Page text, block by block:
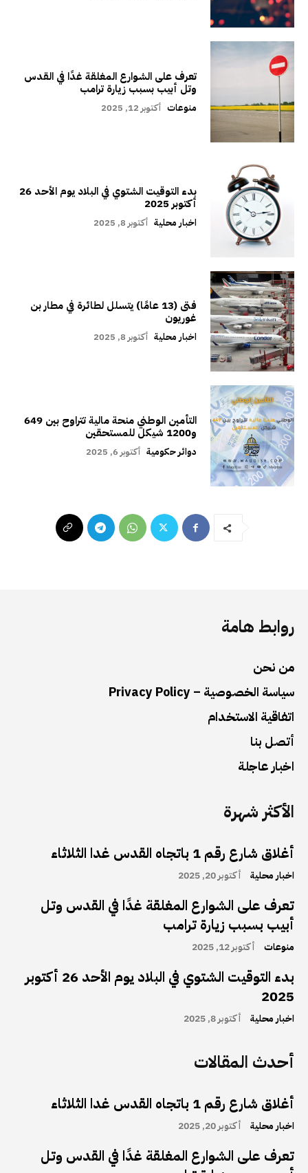
تعرف على الشوارع المغلقة غدًا في القدس
وتل أبيب بسبب زيارة ترامب
منوعات أكتوبر 12, 2025
بدء التوقيت الشتوي في البلاد يوم الأحد 26
أكتوبر 2025
اخبار محلية أكتوبر 8, 2025
فتى (13 عامًا) يتسلل لطائرة في مطار بن
غوريون
اخبار محلية أكتوبر 8, 2025
التأمين الوطني منحة مالية تتراوح بين 649
و1200 شيكل للمستحقين
دوائر حكومية أكتوبر 6, 2025
روابط هامة
من نحن
سياسة الخصوصية – Privacy Policy
اتفاقية الاستخدام
أتصل بنا
اخبار عاجلة
الأكثر شهرة
أغلاق شارع رقم 1 باتجاه القدس غدا الثلاثاء
اخبار محلية أكتوبر 20, 2025
تعرف على الشوارع المغلقة غدًا في القدس وتل
أبيب بسبب زيارة ترامب
منوعات أكتوبر 12, 2025
بدء التوقيت الشتوي في البلاد يوم الأحد 26 أكتوبر
2025
اخبار محلية أكتوبر 8, 2025
أحدث المقالات
أغلاق شارع رقم 1 باتجاه القدس غدا الثلاثاء
اخبار محلية أكتوبر 20, 2025
تعرف على الشوارع المغلقة غدًا في القدس وتل